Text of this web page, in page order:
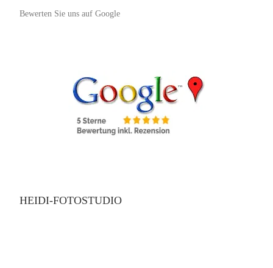
Bewerten Sie uns auf Google
HEIDI-FOTOSTUDIO